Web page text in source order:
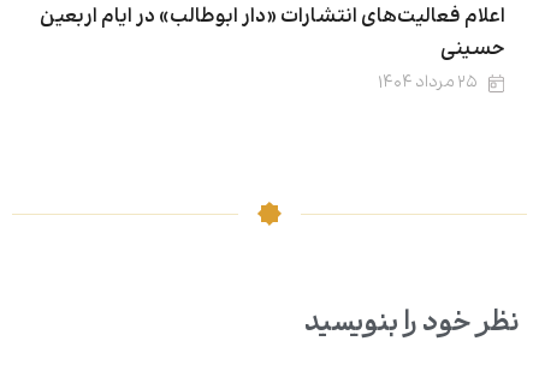
اعلام فعالیت‌های انتشارات «دار ابوطالب» در ایام اربعین
حسینی
۲۵ مرداد ۱۴۰۴
نظر خود را بنویسید